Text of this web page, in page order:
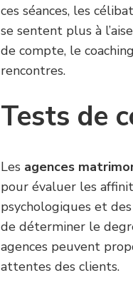
ces séances, les
se sentent plus à
de compte, le
rencontres.
Tests de
Les agences
pour évaluer les
psychologiques et
de déterminer le
agences peuvent
attentes des clients.